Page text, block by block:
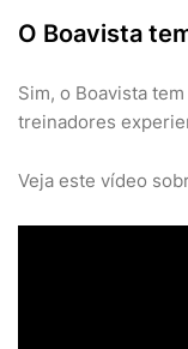
O Boavista
Sim, o Boavista
treinadores
Veja este vídeo